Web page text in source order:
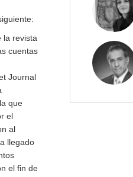
la revista
cuentas
Journal
que
el
al
llegado
el fin de